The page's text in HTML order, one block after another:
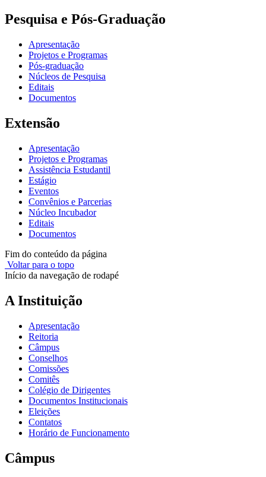
Pesquisa e Pós-Graduação
Apresentação
Projetos e Programas
Pós-graduação
Núcleos de Pesquisa
Editais
Documentos
Extensão
Apresentação
Projetos e Programas
Assistência Estudantil
Estágio
Eventos
Convênios e Parcerias
Núcleo Incubador
Editais
Documentos
Fim do conteúdo da página
Voltar para o topo
Início da navegação de rodapé
A Instituição
Apresentação
Reitoria
Câmpus
Conselhos
Comissões
Comitês
Colégio de Dirigentes
Documentos Institucionais
Eleições
Contatos
Horário de Funcionamento
Câmpus